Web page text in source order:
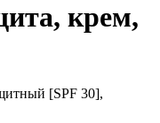
крем,
[SPF 30],